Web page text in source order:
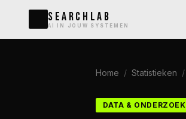
SEARCHLAB
AI IN JOUW SYSTEMEN
Home / Statistieken /
DATA & ONDERZOEK